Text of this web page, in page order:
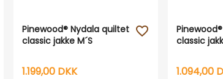
Pinewood® Nydala quiltet
classic jakke M´S
1.199,00 DKK
favorite_outline
classic
1.094,00